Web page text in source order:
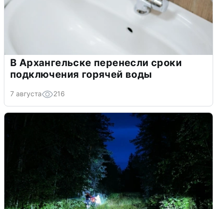
В Архангельске перенесли сроки
подключения горячей воды
7 августа 216